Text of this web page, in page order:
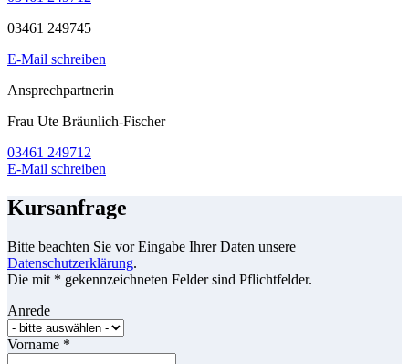
03461 249745
E-Mail schreiben
Ansprechpartnerin
Frau Ute Bräunlich-Fischer
03461 249712
E-Mail schreiben
Kursanfrage
Bitte beachten Sie vor Eingabe Ihrer Daten unsere
Datenschutzerklärung.
Die mit * gekennzeichneten Felder sind Pflichtfelder.
Anrede
Vorname *